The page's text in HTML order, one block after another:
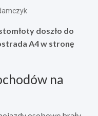
doszło do
A4 w stronę
na